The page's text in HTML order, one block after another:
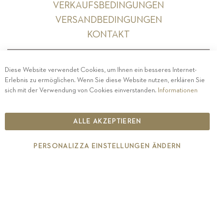
VERKAUFSBEDINGUNGEN
VERSANDBEDINGUNGEN
KONTAKT
PRIVACY-IMPRESSUM- COOKIE POLICY-
ETHISCHER KODEX
IT00126670215
Diese Website verwendet Cookies, um Ihnen ein besseres Internet-
Erlebnis zu ermöglichen. Wenn Sie diese Website nutzen, erklären Sie
sich mit der Verwendung von Cookies einverstanden. Informationen
ALLE AKZEPTIEREN
PERSONALIZZA EINSTELLUNGEN ÄNDERN